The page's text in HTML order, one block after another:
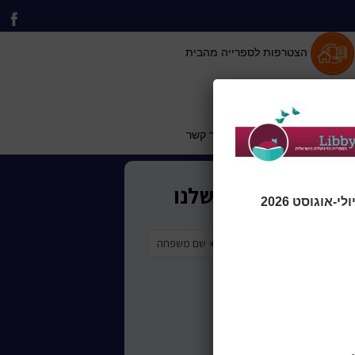
הצטרפות לספרייה מהבית
וייעוץ לתושב כותר טף צור קשר
2026